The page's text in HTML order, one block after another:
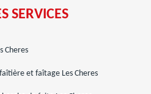
SERVICES
Cheres
et faîtage Les Cheres